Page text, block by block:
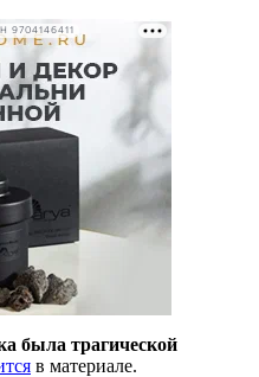
была трагической
в материале.